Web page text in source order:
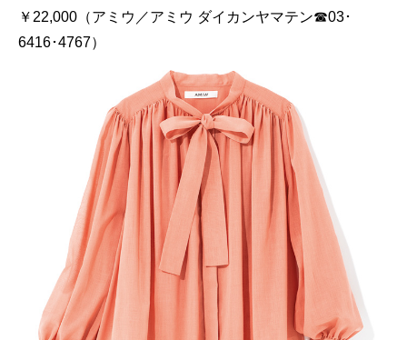
￥22,000（アミウ／アミウ ダイカンヤマテン☎03･
6416･4767）